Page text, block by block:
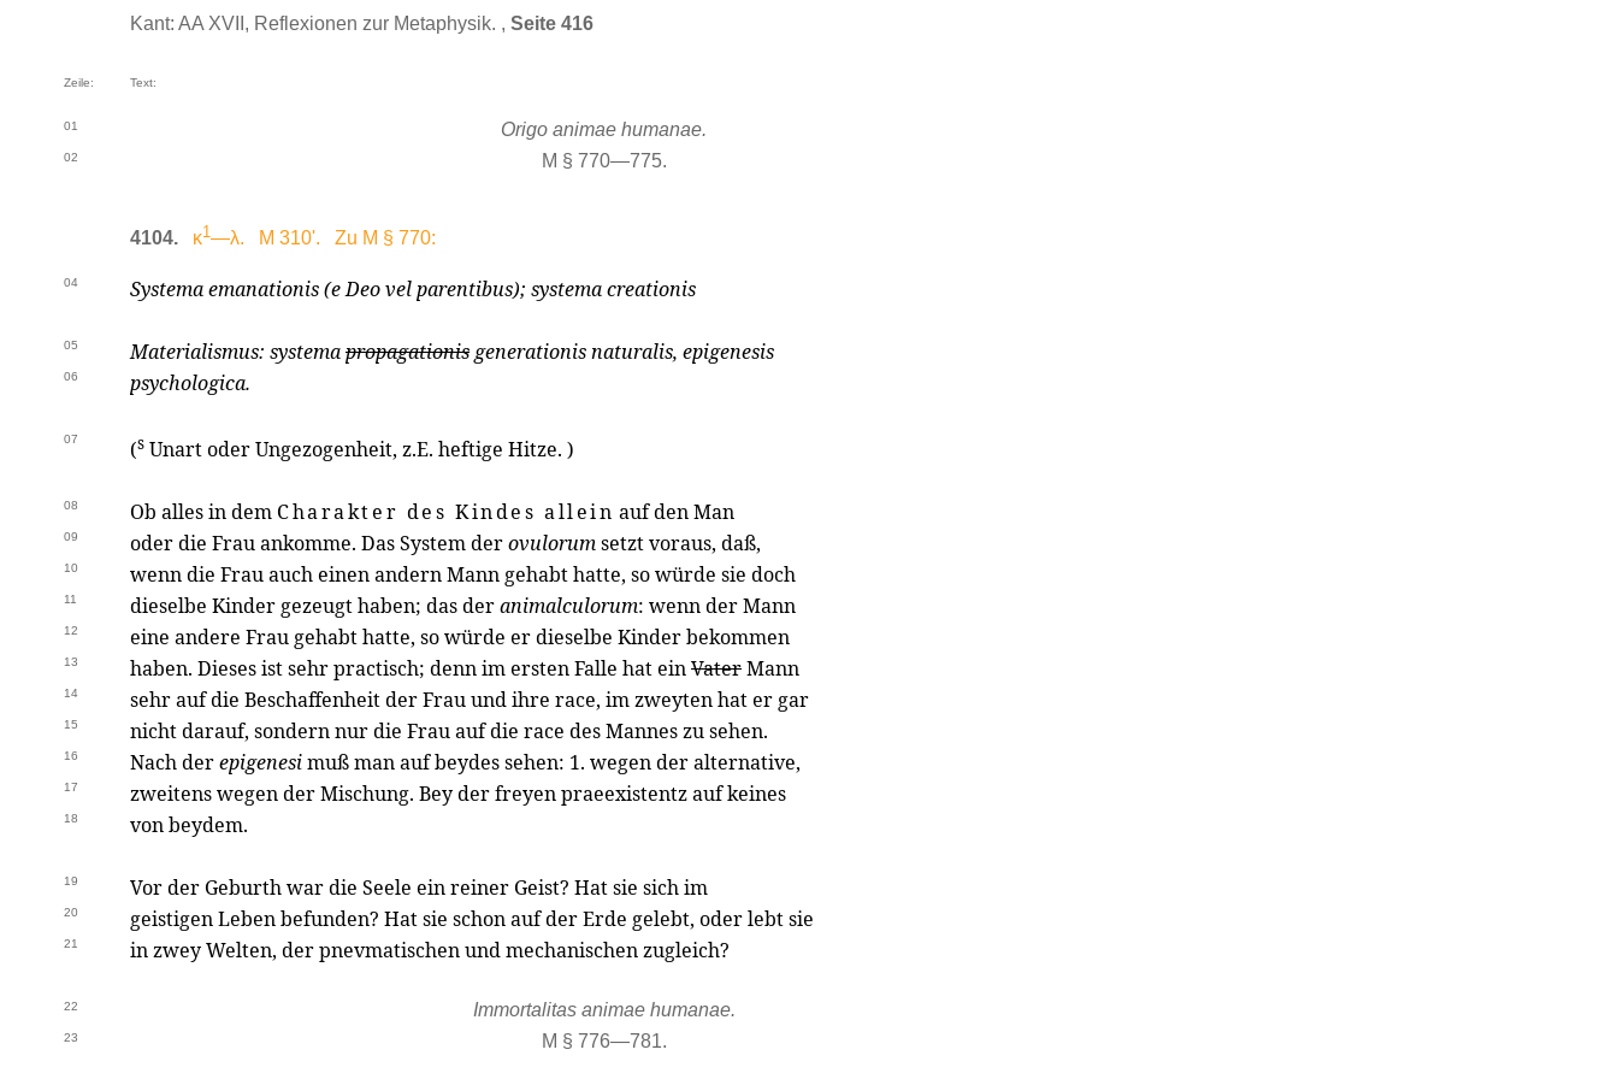
Kant: AA XVII, Reflexionen zur Metaphysik. , Seite 416
Zeile: Text:
01 Origo animae humanae.
02 M § 770—775.
4104. κ1—λ. M 310'. Zu M § 770:
04 Systema emanationis (e Deo vel parentibus); systema creationis
05 Materialismus: systemapropagationis generationis naturalis, epigenesis
06 psychologica.
07 (s Unart oder Ungezogenheit, z.E. heftige Hitze. )
08 Ob alles in dem Charakter des Kindes allein auf den Man
09 oder die Frau ankomme. Das System derovulorumsetzt voraus, daß,
10 wenn die Frau auch einen andern Mann gehabt hatte, so würde sie doch
11 dieselbe Kinder gezeugt haben; das deranimalculorum: wenn der Mann
12 eine andere Frau gehabt hatte, so würde er dieselbe Kinder bekommen
13 haben. Dieses ist sehr practisch; denn im ersten Falle hat einVaterMann
14 sehr auf die Beschaffenheit der Frau und ihre race, im zweyten hat er gar
15 nicht darauf, sondern nur die Frau auf die race des Mannes zu sehen.
16 Nach derepigenesimuß man auf beydes sehen: 1. wegen der alternative,
17 zweitens wegen der Mischung. Bey der freyen praeexistentz auf keines
18 von beydem.
19 Vor der Geburth war die Seele ein reiner Geist? Hat sie sich im
20 geistigen Leben befunden? Hat sie schon auf der Erde gelebt, oder lebt sie
21 in zwey Welten, der pnevmatischen und mechanischen zugleich?
22 Immortalitas animae humanae.
23 M § 776—781.